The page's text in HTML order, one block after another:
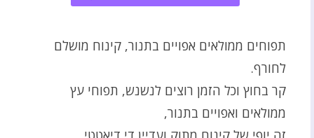
תפוחים ממולאים אפויים בתנור, קינוח מושלם
לחורף.
קר בחוץ וכל הזמן רוצים לנשנש, תפוחי עץ
ממולאים ואפויים בתנור,